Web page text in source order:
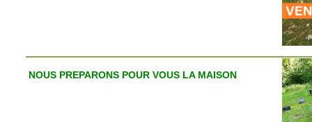
NOUS PREPARONS POUR VOUS LA MAISON